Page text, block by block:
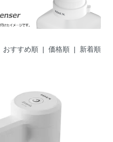
おすすめ順 | 価格順| 新着順